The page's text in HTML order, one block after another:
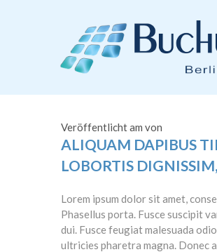
Veröffentlicht am von
ALIQUAM DAPIBUS
LOBORTIS
Lorem ipsum dolor sit amet,
Phasellus porta. Fusce suscipit
dui. Fusce feugiat malesuada
ultricies pharetra magna. Donec